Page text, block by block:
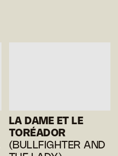
LA DAME ET LE
TORÉADOR
(BULLFIGHTER AND